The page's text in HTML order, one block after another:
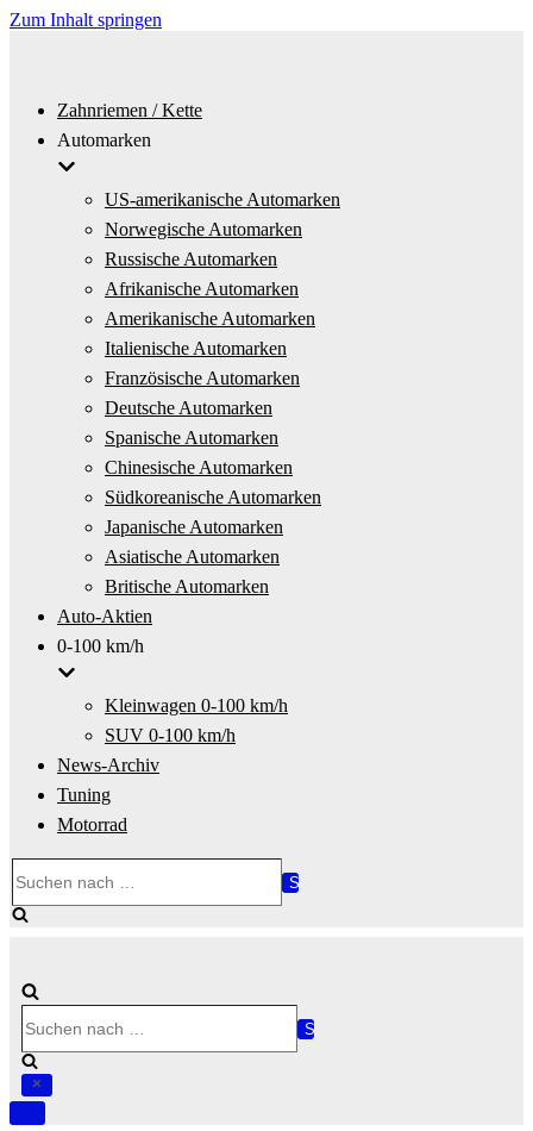
Zum Inhalt springen
Zahnriemen / Kette
Automarken
US-amerikanische Automarken
Norwegische Automarken
Russische Automarken
Afrikanische Automarken
Amerikanische Automarken
Italienische Automarken
Französische Automarken
Deutsche Automarken
Spanische Automarken
Chinesische Automarken
Südkoreanische Automarken
Japanische Automarken
Asiatische Automarken
Britische Automarken
Auto-Aktien
0-100 km/h
Kleinwagen 0-100 km/h
SUV 0-100 km/h
News-Archiv
Tuning
Motorrad
nach …
nach …
Navigation